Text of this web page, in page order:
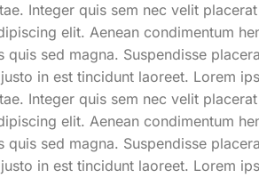
Integer quis sem nec velit
elit. Aenean condimentum
sed magna. Suspendisse
in est tincidunt laoreet. Lorem
Integer quis sem nec velit
elit. Aenean condimentum
sed magna. Suspendisse
in est tincidunt laoreet. Lorem